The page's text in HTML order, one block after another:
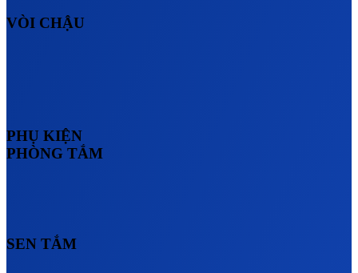
VÒI CHẬU
PHỤ KIỆN
PHÒNG TẮM
SEN TẮM